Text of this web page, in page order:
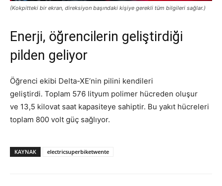
(Kokpitteki bir ekran, direksiyon başındaki kişiye gerekli tüm bilgileri sağlar.)
Enerji, öğrencilerin geliştirdiği
pilden geliyor
Öğrenci ekibi Delta-XE’nin pilini kendileri
geliştirdi. Toplam 576 lityum polimer hücreden oluşur
ve 13,5 kilovat saat kapasiteye sahiptir. Bu yakıt hücreleri
toplam 800 volt güç sağlıyor.
KAYNAK electricsuperbiketwente